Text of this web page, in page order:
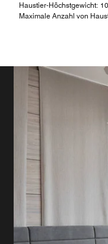
Haustier-Höchstgewicht:
Maximale Anzahl von